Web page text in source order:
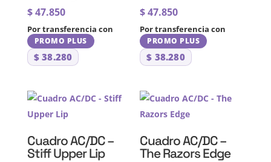
$47.850
Por transferencia con
PROMO PLUS
$ 38.280
$47.850
Por transferencia con
PROMO PLUS
$ 38.280
Cuadro AC/DC –
Stiff Upper Lip
Cuadro AC/DC –
The Razors Edge